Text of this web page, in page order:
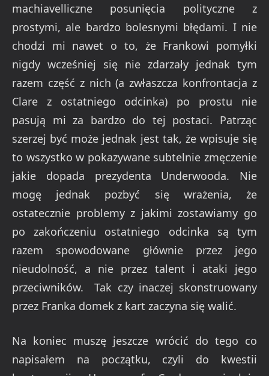
machiavelliczne posunięcia polityczne z
prostymi, ale bardzo bolesnymi błędami. I nie
chodzi mi nawet o to, że Frankowi pomyłki
nigdy wcześniej się nie zdarzały jednak tym
razem część z nich (a zwłaszcza konfrontacja z
Clare z ostatniego odcinka) po prostu nie
pasują mi za bardzo do tej postaci. Patrząc
szerzej być może jednak jest tak, że wpisuje się
to wszystko w pokazywane subtelnie zmęczenie
jakie dopada prezydenta Underwooda. Nie
mogę jednak pozbyć się wrażenia, że
ostatecznie problemy z jakimi zostawiamy go
po zakończeniu ostatniego odcinka są tym
razem spowodowane głównie przez jego
nieudolność, a nie przez talent i ataki jego
przeciwników. Tak czy inaczej skonstruowany
przez Franka domek z kart zaczyna się walić.
Na koniec muszę jeszcze wrócić do tego co
napisałem na początku, czyli do kwestii